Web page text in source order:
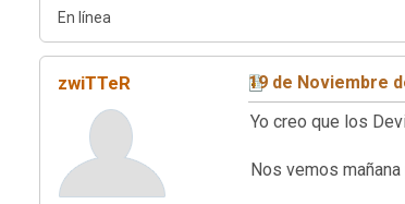
En línea
zwiTTeR
19 de Noviembre
Yo creo que los
Nos vemos